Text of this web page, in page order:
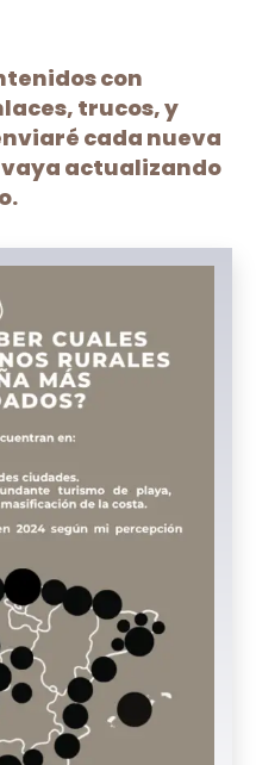
con
trucos, y
cada nueva
vaya actualizando